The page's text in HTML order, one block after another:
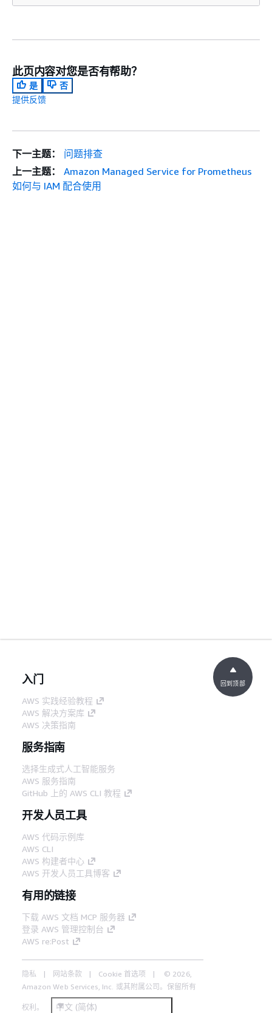
此页内容对您是否有帮助？
是
否
提供反馈
下一主题：
问题排查
上一主题：
Amazon Managed Service for Prometheus
如何与 IAM 配合使用
入门
AWS 实践经验教程
AWS 解决方案库
AWS 决策指南
服务指南
选择生成式人工智能服务
AWS 服务指南
GitHub 上的 AWS CLI 教程
开发人员工具
AWS 代码示例库
AWS CLI
AWS 构建者中心
AWS 开发人员工具博客
有用的链接
下载 AWS 文档 MCP 服务器
登录 AWS 管理控制台
AWS re:Post
隐私 网站条款 Cookie 首选项
© 2026,
Amazon Web Services, Inc. 或其附属公司。保留所有
权利。 中文 (简体)
回到顶部